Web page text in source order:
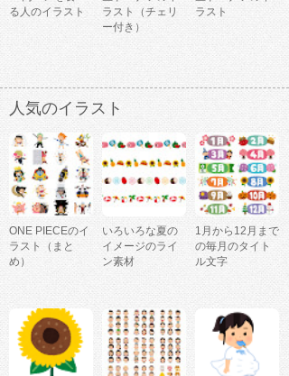
る人のイラスト
ラスト（チェリ
ー付き）
ラスト
人気のイラスト
ONE PIECEのイ
ラスト（まと
め）
いろいろな夏の
イメージのライ
ン素材
1月から12月まで
の毎月のタイト
ル文字